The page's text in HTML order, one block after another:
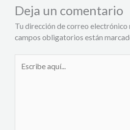
Deja un comentario
Tu dirección de correo electrónico
campos obligatorios están
aquí...